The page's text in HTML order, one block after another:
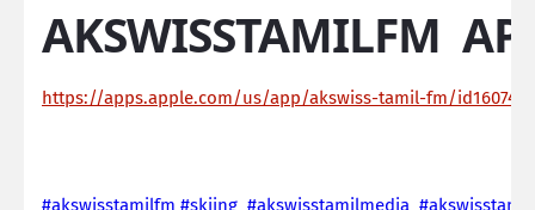
AKSWISSTAMILFM
https://apps.apple.com/us/app/akswiss-tamil-fm/
#akswisstamilfm #skiing #akswisstamilmedia